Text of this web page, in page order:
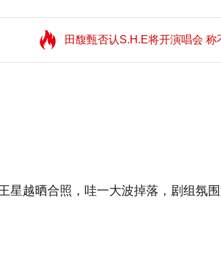
田馥甄否认S.H.E将开演唱会 称
望11:08
田馥甄否认S.H.E将开演唱会 称
星越晒合照，哇一大波掉落，剧组氛